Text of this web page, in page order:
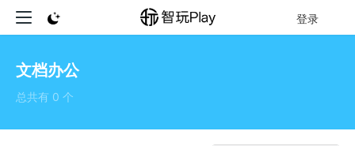
登录
文档办公
总共有 0 个